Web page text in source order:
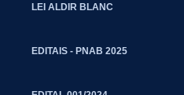
LEI ALDIR BLANC
EDITAIS - PNAB 2025